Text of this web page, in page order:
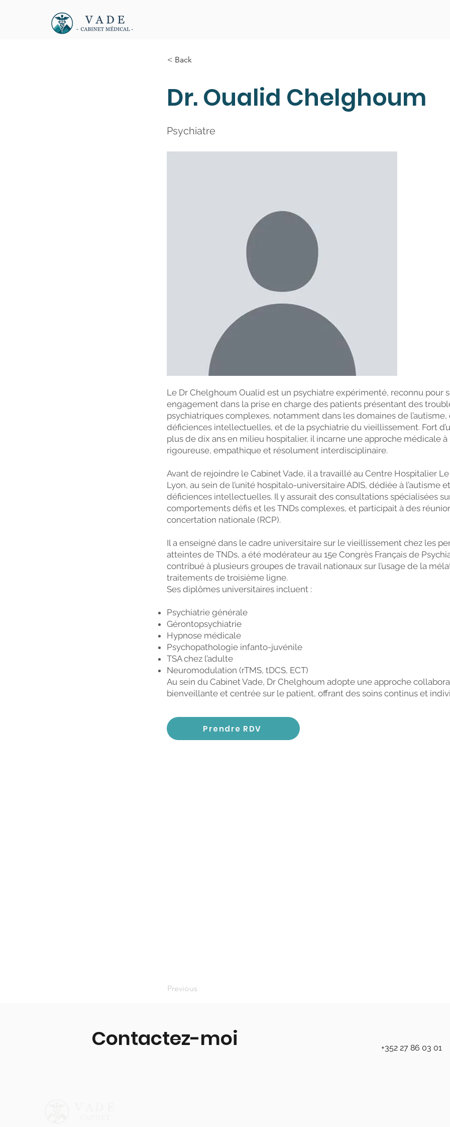
< Back
Dr. Oualid Chelghoum
Psychiatre
Le Dr Chelghoum Oualid est un psychiatre expérimenté, reconnu pour
engagement dans la prise en charge des patients présentant des
psychiatriques complexes, notamment dans les domaines de l’autisme,
déficiences intellectuelles, et de la psychiatrie du vieillissement. Fort
plus de dix ans en milieu hospitalier, il incarne une approche médicale à
rigoureuse, empathique et résolument interdisciplinaire.
Avant de rejoindre le Cabinet Vade, il a travaillé au Centre Hospitalier
Lyon, au sein de l’unité hospitalo-universitaire ADIS, dédiée à l’autisme
déficiences intellectuelles. Il y assurait des consultations spécialisées
comportements défis et les TNDs complexes, et participait à des
concertation nationale (RCP).
Il a enseigné dans le cadre universitaire sur le vieillissement chez les
atteintes de TNDs, a été modérateur au 15e Congrès Français de
contribué à plusieurs groupes de travail nationaux sur l’usage de la
traitements de troisième ligne.
Ses diplômes universitaires incluent :
Psychiatrie générale
Gérontopsychiatrie
Hypnose médicale
Psychopathologie infanto-juvénile
TSA chez l’adulte
Neuromodulation (rTMS, tDCS, ECT)
Au sein du Cabinet Vade, Dr Chelghoum adopte une approche
bienveillante et centrée sur le patient, offrant des soins continus et
Prendre RDV
Previous
Contactez-moi +352 27 86 03 01